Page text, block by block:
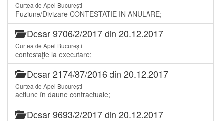
Curtea de Apel București
Fuziune/Divizare CONTESTATIE IN ANULARE;
Dosar 9706/2/2017 din 20.12.2017
Curtea de Apel București
contestaţie la executare;
Dosar 2174/87/2016 din 20.12.2017
Curtea de Apel București
actiune în daune contractuale;
Dosar 9693/2/2017 din 20.12.2017